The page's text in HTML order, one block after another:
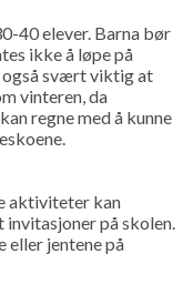
40 elever. Barna bør
ikke å løpe på
også svært viktig at
vinteren, da
regne med å kunne
aktiviteter kan
på skolen.
eller jentene på